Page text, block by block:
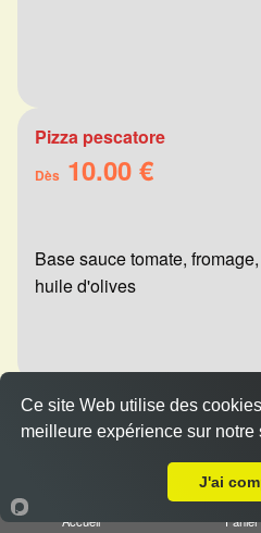
Pizza pescatore
Dès 10.00 €
Base sauce tomate,
huile d'olives
Pizza mexicaine
10.00 €
Accueil Panier
Ce site Web utilise des
meilleure expérience sur notre
J'ai